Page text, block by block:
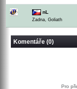
nL
Zadna, Goliath
Komentáře (0)
Pro